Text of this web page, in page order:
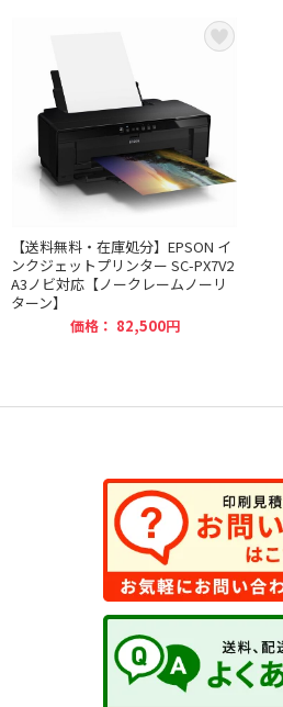
【送料無料・在庫処分】EPSON イ
ンクジェットプリンター SC-PX7V2
A3ノビ対応【ノークレームノーリ
ターン】
価格： 82,500円